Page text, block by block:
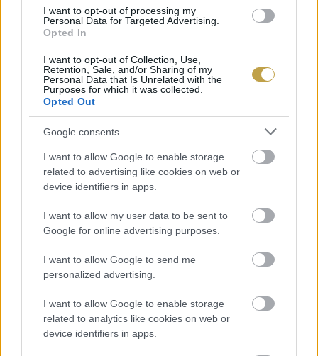
I want to opt-out of processing my
Personal Data for Targeted Advertising.
Opted In
I want to opt-out of Collection, Use,
Retention, Sale, and/or Sharing of my
Personal Data that Is Unrelated with the
Purposes for which it was collected.
Opted Out
Google consents
I want to allow Google to enable storage
related to advertising like cookies on web or
device identifiers in apps.
I want to allow my user data to be sent to
Google for online advertising purposes.
I want to allow Google to send me
personalized advertising.
I want to allow Google to enable storage
related to analytics like cookies on web or
device identifiers in apps.